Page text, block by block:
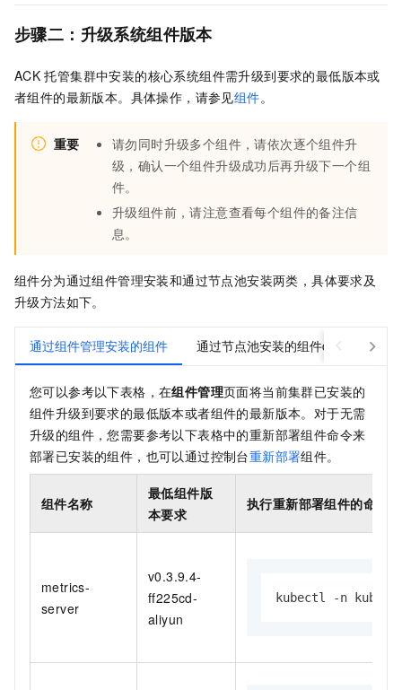
步骤二：升级系统组件版本
ACK 托管集群中安装的核心系统组件需升级到要求的最低版本或
者组件的最新版本。具体操作，请参见组件。
重要
请勿同时升级多个组件，请依次逐个组件升
级，确认一个组件升级成功后再升级下一个组
件。
升级组件前，请注意查看每个组件的备注信
息。
组件分为通过组件管理安装和通过节点池安装两类，具体要求及
升级方法如下。
通过组件管理安装的组件 通过节点池安装的组件cluster-
您可以参考以下表格，在组件管理页面将当前集群已安装的
组件升级到要求的最低版本或者组件的最新版本。对于无需
升级的组件，您需要参考以下表格中的重新部署组件命令来
部署已安装的组件，也可以通过控制台重新部署组件。
组件名称
最低组件版
本要求
执行重新部署组件的命令
metrics-
server
v0.3.9.4-
ff225cd-
aliyun
kubectl -n kube-